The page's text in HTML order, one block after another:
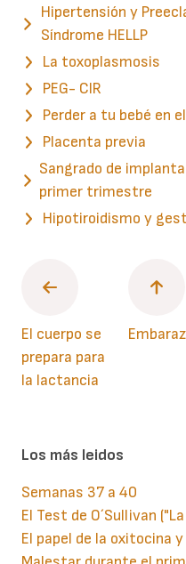
Hipertensión y
Síndrome HELLP
La toxoplasmosis
PEG- CIR
Perder a tu bebé en
Placenta previa
Sangrado de
primer trimestre
Hipotiroidismo y
El cuerpo se
prepara para
la lactancia
Los más leidos
Semanas 37 a 40
El Test de O´Sullivan
El papel de la oxitocina